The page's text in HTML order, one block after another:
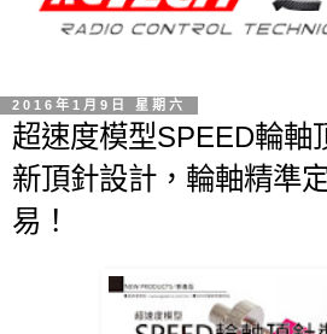
2016年1月9日 星期六
超速度模型SPEED輪軸
新頂針設計，輪軸精準
易！